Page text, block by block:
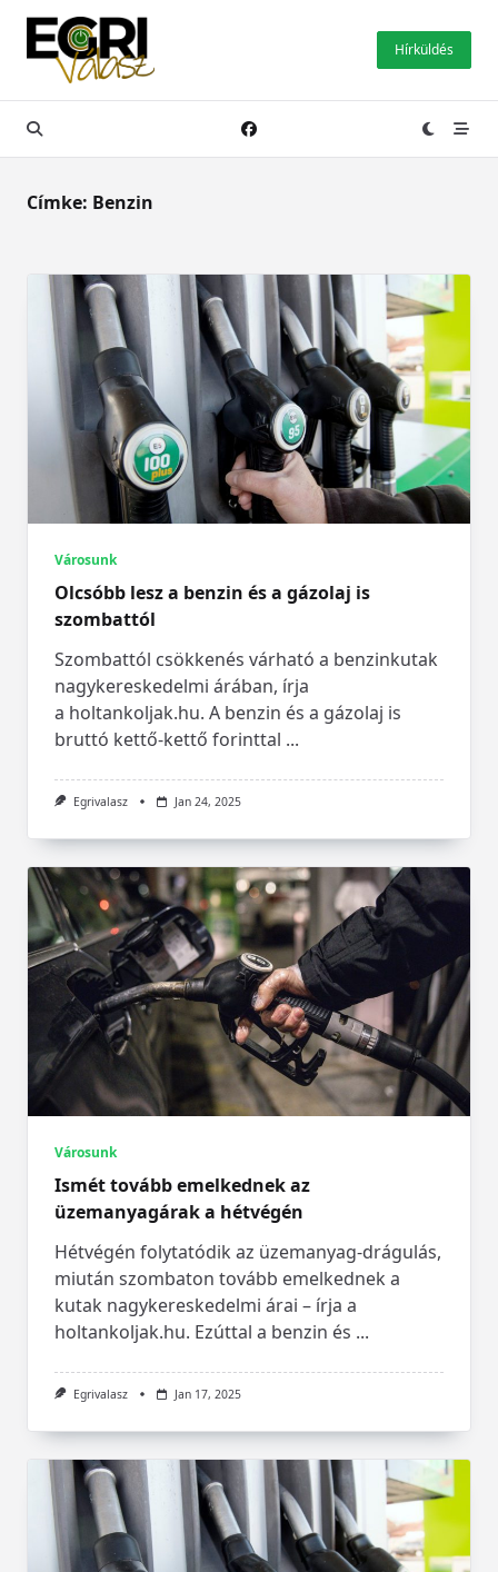
Skip
content
Hírküldés
Címke: Benzin
Városunk
Olcsóbb lesz a benzin és a gázolaj is
szombattól
Szombattól csökkenés várható a benzinkutak
nagykereskedelmi árában, írja
a holtankoljak.hu. A benzin és a gázolaj is
bruttó kettő-kettő forinttal ...
Egrivalasz Jan 24, 2025
Városunk
Ismét tovább emelkednek az
üzemanyagárak a hétvégén
Hétvégén folytatódik az üzemanyag-drágulás,
miután szombaton tovább emelkednek a
kutak nagykereskedelmi árai – írja a
holtankoljak.hu. Ezúttal a benzin és ...
Egrivalasz Jan 17, 2025